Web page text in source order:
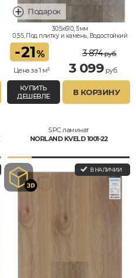
305x610, 5мм
0,55, Под плитку и камень, Водостойкий
-21%
Цена за 1 м²
3 874руб.
3 099руб.
КУПИТЬ
ДЕШЕВЛЕ
В КОРЗИНУ
SPC ламинат
NORLAND KVELD 1001-22
В НАЛИЧИИ